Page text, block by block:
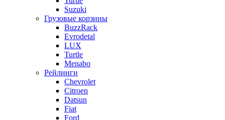
Suzuki
Грузовые корзины
BuzzRack
Evrodetal
LUX
Turtle
Menabo
Рейлинги
Chevrolet
Citroen
Datsun
Fiat
Ford